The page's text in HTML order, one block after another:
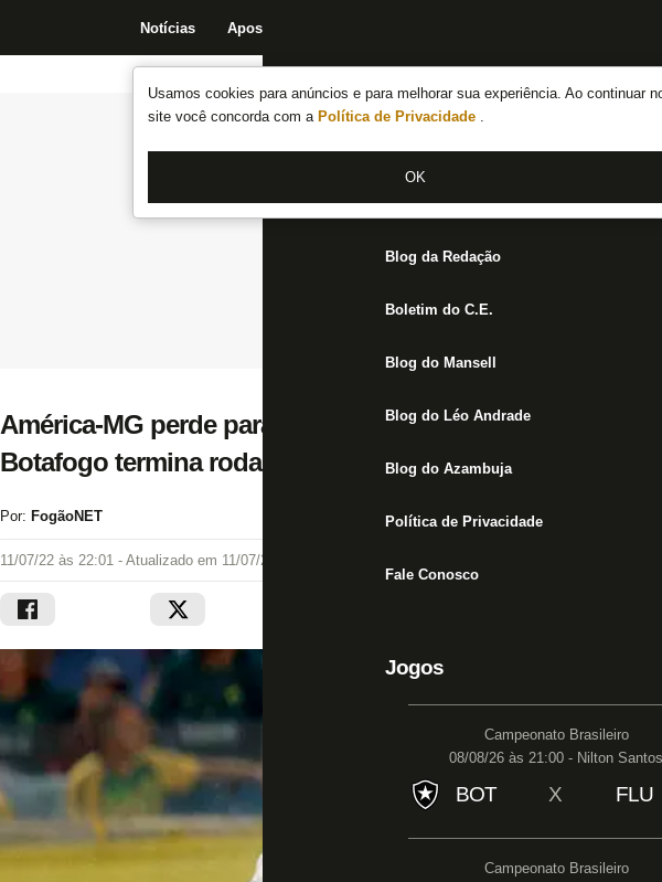
Usamos cookies para anúncios e para melhorar sua experiência. Ao continuar
site você concorda com a Política de Privacidade .
OK
Notícias Apostas
Notícias do Botafogo
Fórum
Jogos
Blog da Redação
Boletim do C.E.
Blog do Mansell
Blog do Léo Andrade
Blog do Azambuja
Política de Privacidade
Fale Conosco
Jogos
Campeonato Brasileiro
08/08/26 às 21:00 - Nilton Santos
BOT X FLU
Campeonato Brasileiro
América-MG perde para o Internacional com gol no
Botafogo termina rodada em 10º
Por: FogãoNET
11/07/22 às 22:01 - Atualizado em 11/07/22 às 23:03